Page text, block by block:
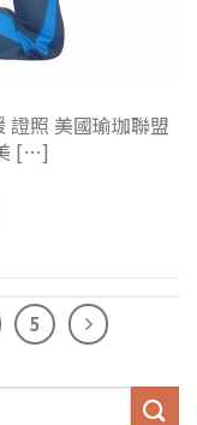
證照 美國瑜珈聯盟
[…]
5